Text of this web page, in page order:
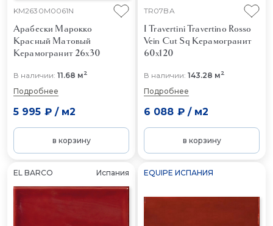
KM2630M0061N
Арабески Марокко
Красный Матовый
Керамогранит 26x30
В наличии: 11.68 м2
Подробнее
5 995 ₽/ м2
в корзину
TR07BA
I Travertini Travertino Rosso
Vein Cut Sq Керамогранит
60x120
В наличии: 143.28 м2
Подробнее
6 088 ₽/ м2
в корзину
EL BARCO Испания EQUIPE ИСПАНИЯ